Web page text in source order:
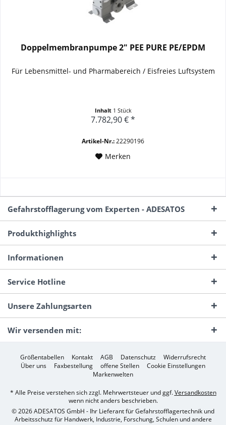
Doppelmembranpumpe 2" PEE PURE PE/EPDM
Für Lebensmittel- und Pharmabereich / Eisfreies Luftsystem
Inhalt 1 Stück
7.782,90 € *
Artikel-Nr.:22290196
Merken
Gefahrstofflagerung vom Experten - ADESATOS
Produkthighlights
Informationen
Service Hotline
Unsere Zahlungsarten
Wir versenden mit:
Größentabellen Kontakt AGB Datenschutz
Widerrufsrecht
Über uns
Faxbestellung offene Stellen
Cookie Einstellungen
Markenwelten
* Alle Preise verstehen sich zzgl. Mehrwertsteuer und ggf.Versandkosten
wenn nicht anders beschrieben.
© 2026 ADESATOS GmbH - Ihr Lieferant für Gefahrstofflagertechnik und
Arbeitsschutz für Handwerk, Industrie, Forschung, Schulen und andere